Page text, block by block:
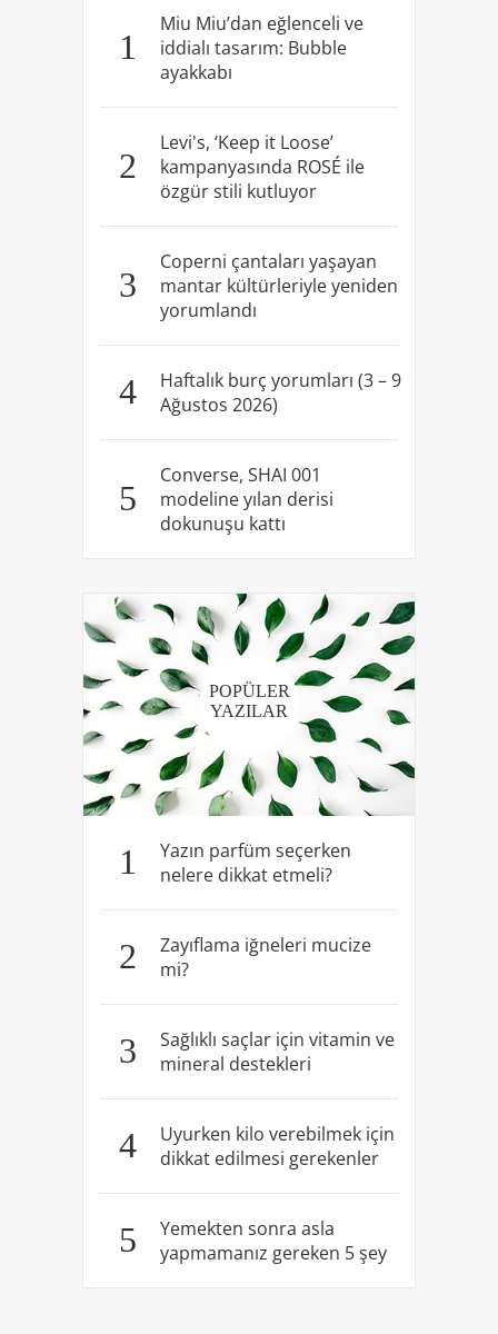
1
Miu Miu’dan eğlenceli ve
iddialı tasarım: Bubble
ayakkabı
2
Levi's, ‘Keep it Loose’
kampanyasında ROSÉ ile
özgür stili kutluyor
3
Coperni çantaları yaşayan
mantar kültürleriyle yeniden
yorumlandı
4
Haftalık burç yorumları (3 – 9
Ağustos 2026)
5
Converse, SHAI 001
modeline yılan derisi
dokunuşu kattı
POPÜLER
YAZILAR
1
Yazın parfüm seçerken
nelere dikkat etmeli?
2
Zayıflama iğneleri mucize
mi?
3
Sağlıklı saçlar için vitamin ve
mineral destekleri
4
Uyurken kilo verebilmek için
dikkat edilmesi gerekenler
5
Yemekten sonra asla
yapmamanız gereken 5 şey